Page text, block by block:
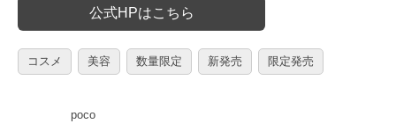
公式HPはこちら
コスメ 美容 数量限定 新発売 限定発売
poco